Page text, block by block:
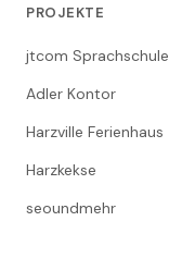
PROJEKTE
jtcom Sprachschule
Adler Kontor
Harzville Ferienhaus
Harzkekse
seoundmehr